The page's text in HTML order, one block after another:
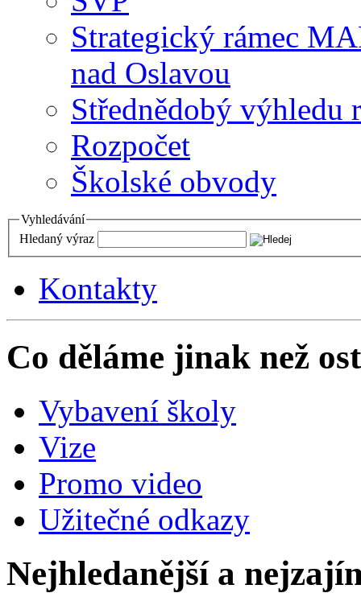
Strategický rámec
nad Oslavou
Střednědobý výhledu
Rozpočet
Školské obvody
Vyhledávání
Hledaný výraz
Kontakty
Co děláme jinak než
Vybavení školy
Vize
Promo video
Užitečné odkazy
Nejhledanější a